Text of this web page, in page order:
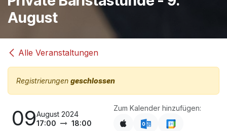
August
Alle Veranstaltungen
Registrierungen geschlossen
09August 2024
17:00
18:00
Zum Kalender hinzufügen: